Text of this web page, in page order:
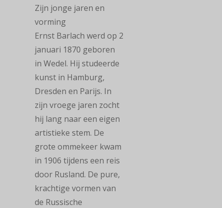
Zijn jonge jaren en
vorming
Ernst Barlach werd op 2
januari 1870 geboren
in Wedel. Hij studeerde
kunst in Hamburg,
Dresden en Parijs. In
zijn vroege jaren zocht
hij lang naar een eigen
artistieke stem. De
grote ommekeer kwam
in 1906 tijdens een reis
door Rusland. De pure,
krachtige vormen van
de Russische